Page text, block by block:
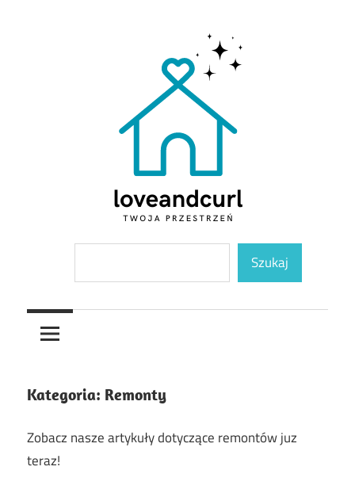
Loveandcurl Szukaj
Kategoria: Remonty
Zobacz nasze artykuły dotyczące remontów juz
teraz!